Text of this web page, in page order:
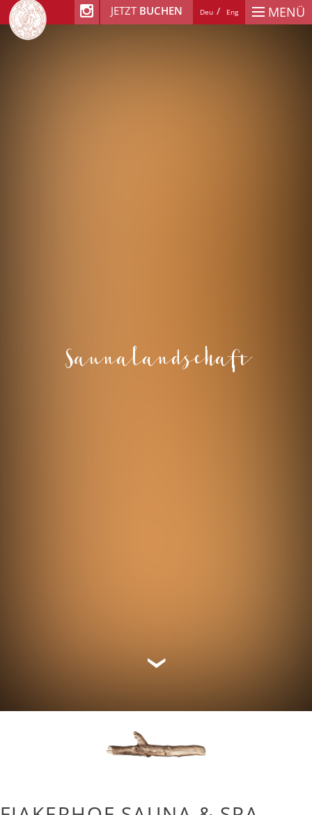
MENÜ
Deu Eng
JETZT BUCHEN
Saunalandschaft